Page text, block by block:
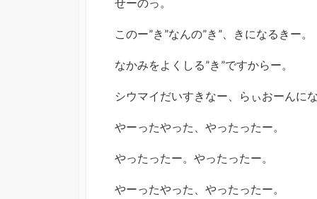
このー”き”なんの”き”、きになるきー。
なかみをよくしる”き”ですからー。
シウマイだいすきなー、らぃおーんに
やーったやった、やったったー。
やったったー。やったったー。
やーったやった、やったったー。